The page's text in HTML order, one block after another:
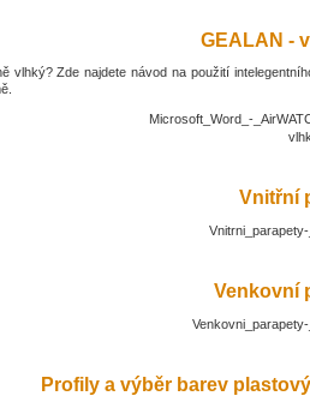
GEALAN -
vlhký? Zde najdete návod na použití
Microsoft_Word_-
Vnitřní
Venkovní
Profily a výběr barev